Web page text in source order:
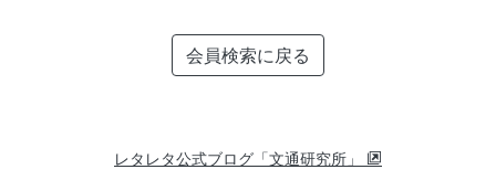
会員検索に戻る
レタレタ公式ブログ「文通研究所」